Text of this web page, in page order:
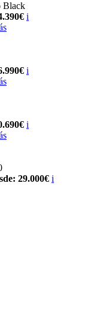
Black
i
i
i
29.000€ i